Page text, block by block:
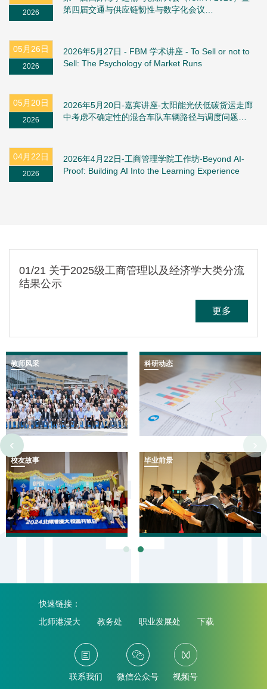
2026
第四届交通与供应链韧性与数字化会议
05月26日
2026
2026年5月27日 - FBM 学术讲座 - To Sell or not to
Sell: The Psychology of Market Runs
05月20日
2026
2026年5月20日-嘉宾讲座-太阳能光伏低碳货运走廊
中考虑不确定性的混合车队车辆路径与调度问题研
04月22日
2026
2026年4月22日-工商管理学院工作坊-Beyond AI-
Proof: Building AI Into the Learning Experience
01/21 关于2025级工商管理以及经济学大类分流
结果公示
更多
教师风采
校友故事
科研动态
毕业前景
‹
快速链接：
北师港浸大
教务处 职业发展处 下载
联系我们 微信公众号 视频号